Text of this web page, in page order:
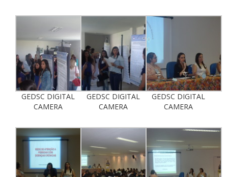
GEDSC DIGITAL
CAMERA
GEDSC DIGITAL
CAMERA
GEDSC DIGITAL
CAMERA